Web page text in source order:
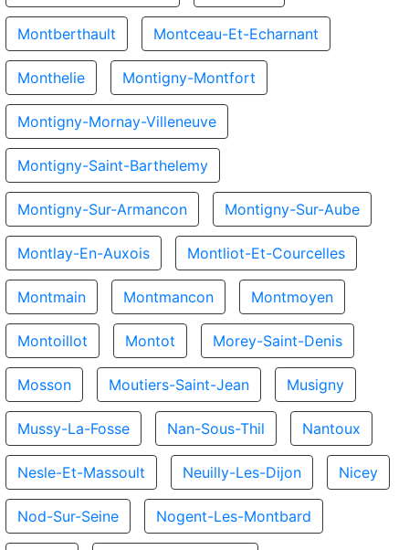
Montberthault Montceau-Et-Echarnant
Monthelie Montigny-Montfort
Montigny-Mornay-Villeneuve
Montigny-Saint-Barthelemy
Montigny-Sur-Armancon Montigny-Sur-Aube
Montlay-En-Auxois Montliot-Et-Courcelles
Montmain Montmancon Montmoyen
Montoillot Montot Morey-Saint-Denis
Mosson Moutiers-Saint-Jean Musigny
Mussy-La-Fosse Nan-Sous-Thil Nantoux
Nesle-Et-Massoult Neuilly-Les-Dijon Nicey
Nod-Sur-Seine Nogent-Les-Montbard